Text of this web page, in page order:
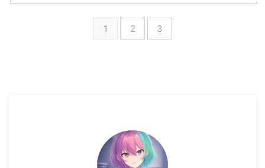
題は調整不足ではなく構造定義そ
なぎ、歪み回帰が bitFlyer FX の
executable 優位に本当に結びつ
くのかを観測し始めました。た
だ、その作業を進めるほど、今の
判定と執行判定を分け、J-Re ...
るようにして、歪み回帰をどこま
で短期構造として扱うべきかを観
測機ベースで切り分け始めまし
た。今回はその続きとして、時間
の価格プローブを追加し ...
1 2 3